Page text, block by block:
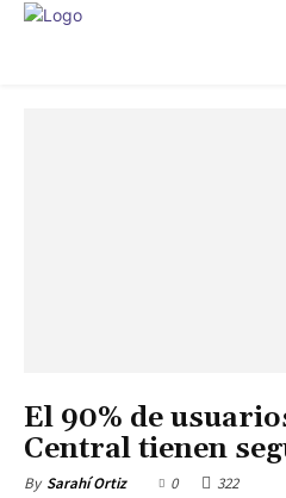
El 90% de
Central tienen
By Sarahí Ortiz 0 322